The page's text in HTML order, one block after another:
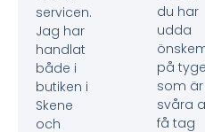
servicen.
Jag har
handlat
både i
butiken i
Skene
och
du har
udda
på
som är
svåra
få tag